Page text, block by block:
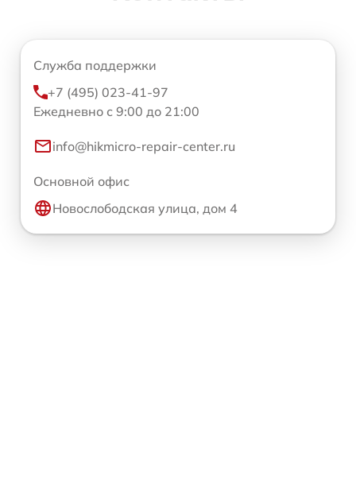
Служба поддержки
+7 (495) 023-41-97
Ежедневно с 9:00 до 21:00
info@hikmicro-repair-center.ru
Основной офис
Новослободская улица, дом 4